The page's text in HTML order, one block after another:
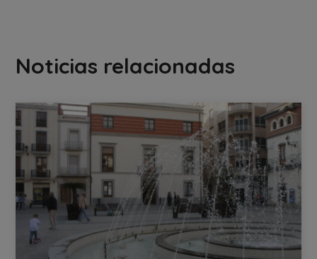
Noticias relacionadas